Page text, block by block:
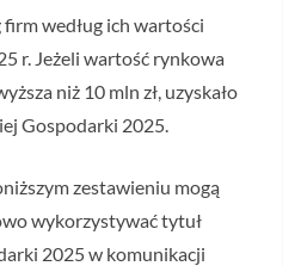
według ich wartości
r. Jeżeli wartość rynkowa
niż 10 mln zł, uzyskało
Gospodarki 2025.
zestawieniu mogą
wykorzystywać tytuł
2025 w komunikacji